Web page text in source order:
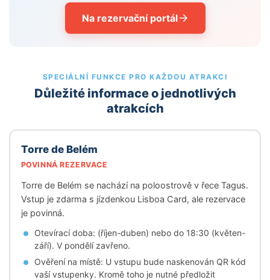
Na rezervační portál
SPECIÁLNÍ FUNKCE PRO KAŽDOU ATRAKCI
Důležité informace o jednotlivých
atrakcích
Torre de Belém
POVINNÁ REZERVACE
Torre de Belém se nachází na poloostrově v řece Tagus.
Vstup je zdarma s jízdenkou Lisboa Card, ale rezervace
je povinná.
Otevírací doba: (říjen-duben) nebo do 18:30 (květen-
září). V pondělí zavřeno.
Ověření na místě: U vstupu bude naskenován QR kód
vaší vstupenky. Kromě toho je nutné předložit